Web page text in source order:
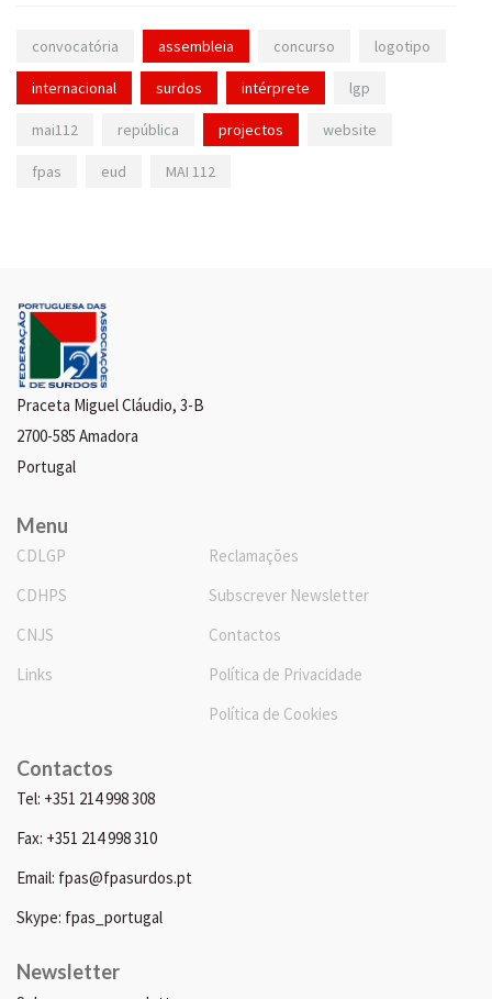
convocatória assembleia concurso logotipo
internacional surdos intérprete lgp
mai112 república projectos website
fpas eud MAI 112
Praceta Miguel Cláudio, 3-B
2700-585 Amadora
Portugal
Menu
CDLGP
CDHPS
CNJS
Links
Reclamações
Subscrever Newsletter
Contactos
Política de Privacidade
Política de Cookies
Contactos
Tel: +351 214 998 308
Fax: +351 214 998 310
Email: fpas@fpasurdos.pt
Skype: fpas_portugal
Newsletter